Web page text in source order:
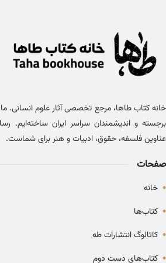
برجسته و اندیشمندان سراسر ایران ساخته‌ایم.
عناوین فلسفه، حقوق، ادبیات و هنر برای شماست.
صفحات
• خانه
• کتاب‌ها
• کاتالوگ انتشارات طه
• کتاب‌های دست دوم